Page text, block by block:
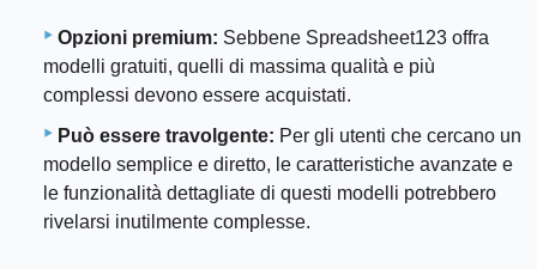
Opzioni premium: Sebbene Spreadsheet123 offra
modelli gratuiti, quelli di massima qualità e più
complessi devono essere acquistati.
Può essere travolgente: Per gli utenti che cercano un
modello semplice e diretto, le caratteristiche avanzate e
le funzionalità dettagliate di questi modelli potrebbero
rivelarsi inutilmente complesse.